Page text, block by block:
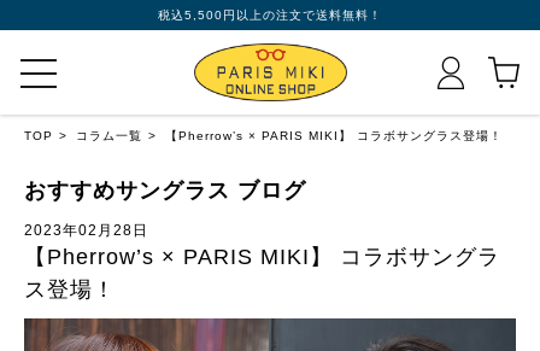
税込5,500円以上の注文で送料無料！
TOP コラム一覧 【Pherrow’s × PARIS MIKI】 コラボサングラス登場！
おすすめサングラス ブログ
2023年02月28日
【Pherrow’s × PARIS MIKI】 コラボサングラ
ス登場！